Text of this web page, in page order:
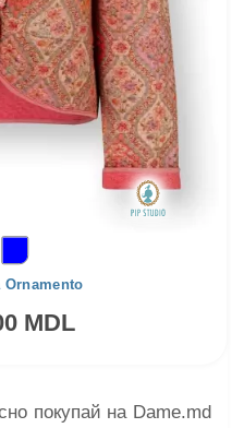
Ornamento
MDL
покупай на Dame.md